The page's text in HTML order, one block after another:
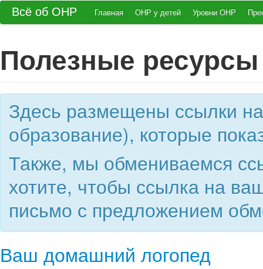
Всё об ОНР Главная ОНР у детей Уровни ОНР
Полезные ресурсы
Здесь размещены ссылки
образование), которые
Также, мы обмениваемся
хотите, чтобы ссылка на
письмо с предложением
Ваш домашний логопед